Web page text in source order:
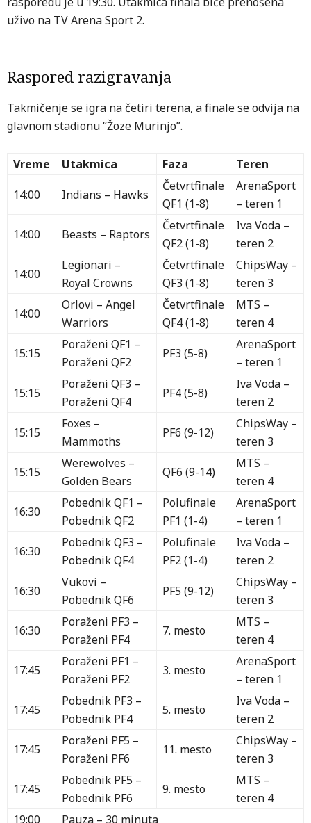
uživo na TV Arena Sport 2.
Raspored razigravanja
Takmičenje se igra na četiri terena, a finale se odvija na
glavnom stadionu “Žoze Murinjo”.
Vreme Utakmica Faza
Teren
14:00
Indians – Hawks
Četvrtfinale
QF1 (1-8)
ArenaSport
– teren 1
14:00
Beasts – Raptors
Četvrtfinale
QF2 (1-8)
Iva Voda –
teren 2
14:00
Legionari –
Royal Crowns
Četvrtfinale
QF3 (1-8)
ChipsWay –
teren 3
14:00
Orlovi – Angel
Warriors
Četvrtfinale
QF4 (1-8)
MTS –
teren 4
15:15
Poraženi QF1 –
Poraženi QF2
PF3 (5-8)
ArenaSport
– teren 1
15:15
Poraženi QF3 –
Poraženi QF4
PF4 (5-8)
Iva Voda –
teren 2
15:15
Foxes –
Mammoths
PF6 (9-12)
ChipsWay –
teren 3
15:15
Werewolves –
Golden Bears
QF6 (9-14)
MTS –
teren 4
16:30
Pobednik QF1 –
Pobednik QF2
Polufinale
PF1 (1-4)
ArenaSport
– teren 1
16:30
Pobednik QF3 –
Pobednik QF4
Polufinale
PF2 (1-4)
Iva Voda –
teren 2
16:30
Vukovi –
Pobednik QF6
PF5 (9-12)
ChipsWay –
teren 3
16:30
Poraženi PF3 –
Poraženi PF4
7. mesto
MTS –
teren 4
17:45
Poraženi PF1 –
Poraženi PF2
3. mesto
ArenaSport
– teren 1
17:45
Pobednik PF3 –
Pobednik PF4
5. mesto
Iva Voda –
teren 2
17:45
Poraženi PF5 –
Poraženi PF6
11. mesto
ChipsWay –
teren 3
17:45
Pobednik PF5 –
Pobednik PF6
9. mesto
MTS –
teren 4
19:00
Pauza – 30 minuta